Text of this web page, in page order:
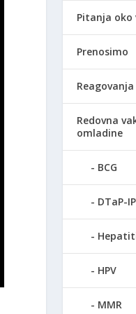
Pitanja oko
Prenosimo
Reagovanja
Redovna
omladine
BCG
DTaP-
HPV
MMR